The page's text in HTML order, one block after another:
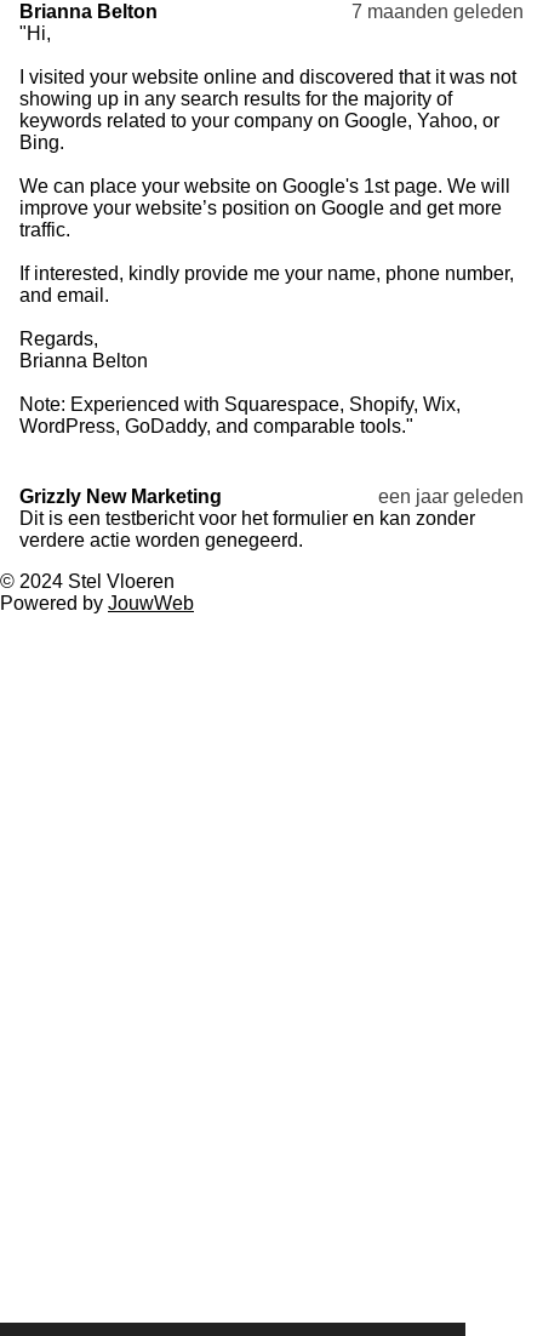
Brianna Belton
7 maanden geleden
"Hi,
I visited your website online and discovered that it was not
showing up in any search results for the majority of
keywords related to your company on Google, Yahoo, or
Bing.
We can place your website on Google's 1st page. We will
improve your website’s position on Google and get more
traffic.
If interested, kindly provide me your name, phone number,
and email.
Regards,
Brianna Belton
Note: Experienced with Squarespace, Shopify, Wix,
WordPress, GoDaddy, and comparable tools."
Grizzly New Marketing
een jaar geleden
Dit is een testbericht voor het formulier en kan zonder
verdere actie worden genegeerd.
© 2024 Stel Vloeren
Powered by JouwWeb